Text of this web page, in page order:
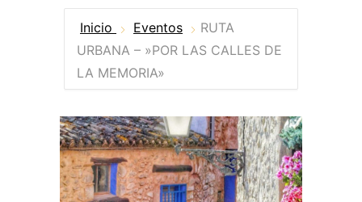
Inicio Eventos
RUTA
URBANA – »POR LAS CALLES DE
LA MEMORIA»